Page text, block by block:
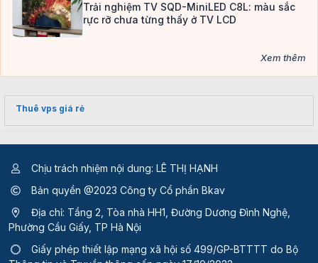
Trải nghiệm TV SQD-MiniLED C8L: màu sắc
rực rỡ chưa từng thấy ở TV LCD
Xem thêm
Thuê vps giá rẻ
Chịu trách nhiệm nội dung: LÊ THỊ HẠNH
Bản quyền @2023 Công ty Cổ phần Bkav
Địa chỉ: Tầng 2, Tòa nhà HH1, Đường Dương Đình Nghệ,
Phường Cầu Giấy, TP Hà Nội
Giấy phép thiết lập mạng xã hội số 499/GP-BTTTT do Bộ